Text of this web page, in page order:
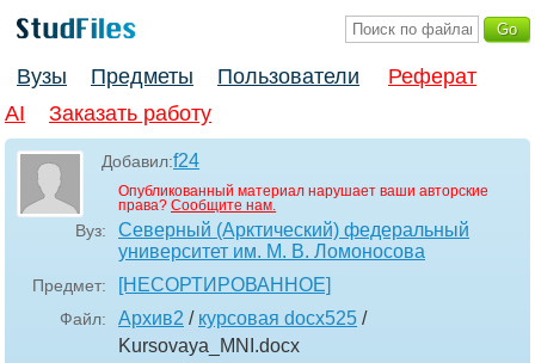
Вузы Предметы Пользователи
Реферат
AI
Заказать работу
Добавил:f24
Опубликованный материал нарушает ваши авторские
права? Сообщите нам.
Вуз:
Северный (Арктический) федеральный
университет им. М. В. Ломоносова
Предмет: [НЕСОРТИРОВАННОЕ]
Файл: Архив2 / курсовая docx525 /
Kursovaya_MNI .docx